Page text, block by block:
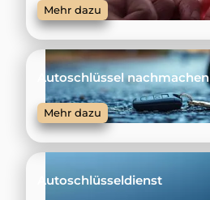
Mehr dazu
Autoschlüssel nachmachen
Mehr dazu
Autoschlüsseldienst